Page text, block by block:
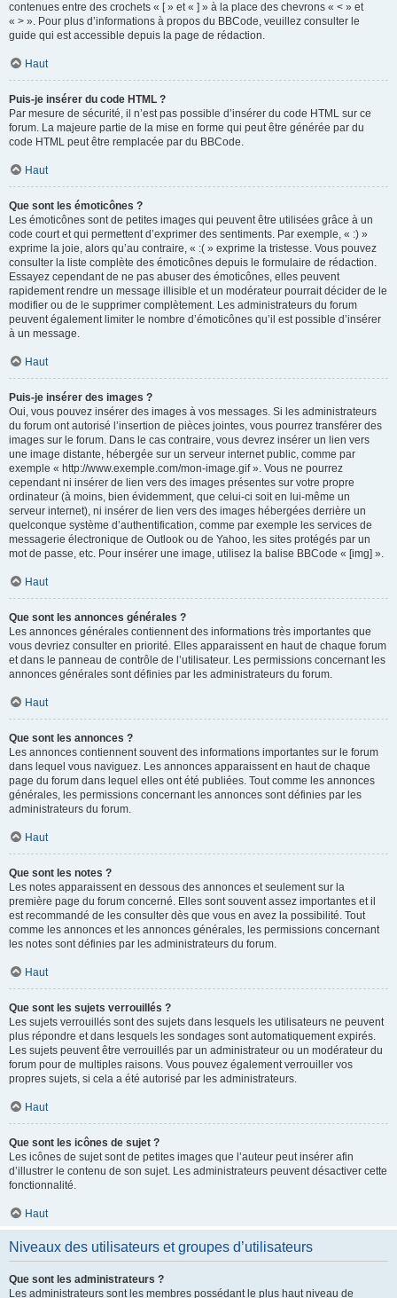
contenues entre des crochets « [ » et « ] » à la place des chevrons « < » et
« > ». Pour plus d’informations à propos du BBCode, veuillez consulter le
guide qui est accessible depuis la page de rédaction.
Haut
Puis-je insérer du code HTML ?
Par mesure de sécurité, il n’est pas possible d’insérer du code HTML sur ce
forum. La majeure partie de la mise en forme qui peut être générée par du
code HTML peut être remplacée par du BBCode.
Haut
Que sont les émoticônes ?
Les émoticônes sont de petites images qui peuvent être utilisées grâce à un
code court et qui permettent d’exprimer des sentiments. Par exemple, « :) »
exprime la joie, alors qu’au contraire, « :( » exprime la tristesse. Vous pouvez
consulter la liste complète des émoticônes depuis le formulaire de rédaction.
Essayez cependant de ne pas abuser des émoticônes, elles peuvent
rapidement rendre un message illisible et un modérateur pourrait décider de le
modifier ou de le supprimer complètement. Les administrateurs du forum
peuvent également limiter le nombre d’émoticônes qu’il est possible d’insérer
à un message.
Haut
Puis-je insérer des images ?
Oui, vous pouvez insérer des images à vos messages. Si les administrateurs
du forum ont autorisé l’insertion de pièces jointes, vous pourrez transférer des
images sur le forum. Dans le cas contraire, vous devrez insérer un lien vers
une image distante, hébergée sur un serveur internet public, comme par
exemple « http://www.exemple.com/mon-image.gif ». Vous ne pourrez
cependant ni insérer de lien vers des images présentes sur votre propre
ordinateur (à moins, bien évidemment, que celui-ci soit en lui-même un
serveur internet), ni insérer de lien vers des images hébergées derrière un
quelconque système d’authentification, comme par exemple les services de
messagerie électronique de Outlook ou de Yahoo, les sites protégés par un
mot de passe, etc. Pour insérer une image, utilisez la balise BBCode « [img] ».
Haut
Que sont les annonces générales ?
Les annonces générales contiennent des informations très importantes que
vous devriez consulter en priorité. Elles apparaissent en haut de chaque forum
et dans le panneau de contrôle de l’utilisateur. Les permissions concernant les
annonces générales sont définies par les administrateurs du forum.
Haut
Que sont les annonces ?
Les annonces contiennent souvent des informations importantes sur le forum
dans lequel vous naviguez. Les annonces apparaissent en haut de chaque
page du forum dans lequel elles ont été publiées. Tout comme les annonces
générales, les permissions concernant les annonces sont définies par les
administrateurs du forum.
Haut
Que sont les notes ?
Les notes apparaissent en dessous des annonces et seulement sur la
première page du forum concerné. Elles sont souvent assez importantes et il
est recommandé de les consulter dès que vous en avez la possibilité. Tout
comme les annonces et les annonces générales, les permissions concernant
les notes sont définies par les administrateurs du forum.
Haut
Que sont les sujets verrouillés ?
Les sujets verrouillés sont des sujets dans lesquels les utilisateurs ne peuvent
plus répondre et dans lesquels les sondages sont automatiquement expirés.
Les sujets peuvent être verrouillés par un administrateur ou un modérateur du
forum pour de multiples raisons. Vous pouvez également verrouiller vos
propres sujets, si cela a été autorisé par les administrateurs.
Haut
Que sont les icônes de sujet ?
Les icônes de sujet sont de petites images que l’auteur peut insérer afin
d’illustrer le contenu de son sujet. Les administrateurs peuvent désactiver cette
fonctionnalité.
Haut
Niveaux des utilisateurs et groupes d’utilisateurs
Que sont les administrateurs ?
Les administrateurs sont les membres possédant le plus haut niveau de